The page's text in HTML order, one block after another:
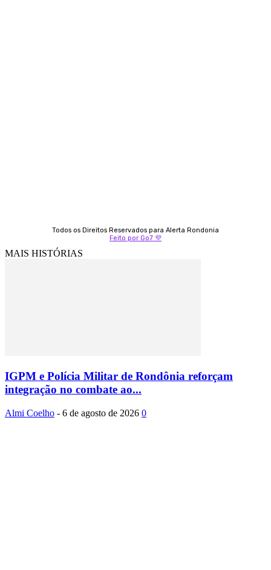
Todos os Direitos Reservados para Alerta Rondonia
Feito por Go7 💜
MAIS HISTÓRIAS
IGPM e Polícia Militar de Rondônia reforçam
integração no combate ao...
Almi Coelho - 6 de agosto de 2026 0